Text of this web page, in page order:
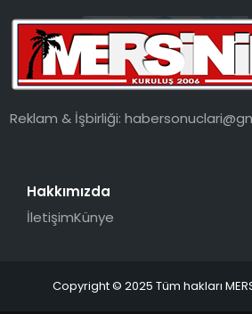
Reklam & İşbirliği:
Hakkımızda
İletişimKünye
Copyright © 2025 Tüm hakları